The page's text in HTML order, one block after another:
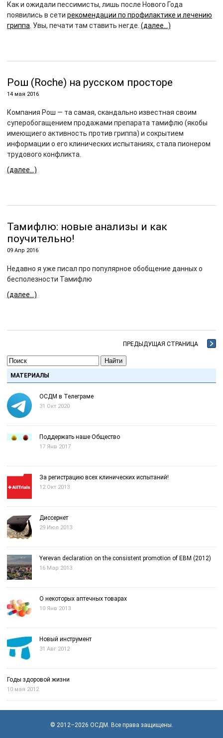
Как и ожидали пессимисты, лишь после Нового Года
появились в сети рекомендации по профилактике и лечению
гриппа . Увы, печати там ставить негде. (далее…)
Рош (Roche) на русском просторе
14 мая 2016
Компания Рош — та самая, скандально известная своим
суперобогащением продажами препарата тамифлю (якобы
имеющиего активность против гриппа) и сокрытием
информации о его клинических испытаниях, стала пионером
трудового конфликта.
(далее…)
Тамифлю: новые анализы и как
поучительно!
09 Апр 2016
Недавно я уже писал про популярное обобщение данных о
бесполезности Тамифлю
(далее…)
ПРЕДЫДУЩАЯ СТРАНИЦА
Найти
МАТЕРИАЛЫ
ОСДМ в Телеграме
31 Окт 2020
Поддержать наше Общество
17 Янв 2017
За регистрацию всех клинических испытаний!
12 Окт 2013
Диссернет
29 Июл 2013
Yerevan declaration on the consistent promotion of EBM (2012)
16 Мар 2013
О некоторых аптечных товарах
10 Янв 2013
Новый инструмент
31 Авг 2012
Годы здоровой жизни
10 мая 2012
© 2012–2026 OСДМ . Все права защищены.